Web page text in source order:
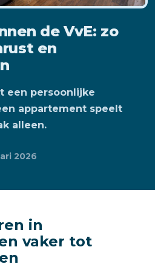
de VvE: zo
en
een persoonlijke
appartement speelt
alleen.
2026
in
vaker tot